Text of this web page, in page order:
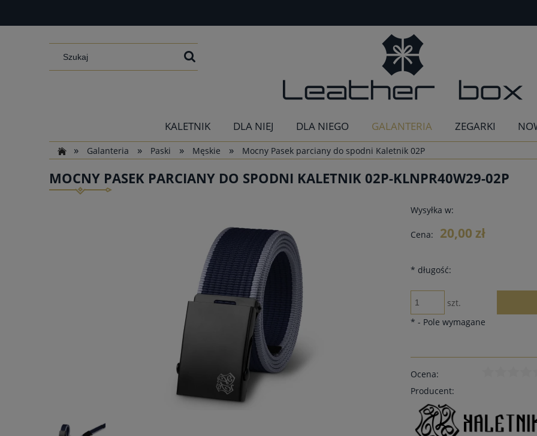
KALETNIK DLA NIEJ DLA NIEGO GALANTERIA ZEGARKI
»
Galanteria » Paski » Męskie » Mocny Pasek parciany do spodni Kaletnik 02P
MOCNY PASEK PARCIANY DO SPODNI KALETNIK 02P-KLNPR40W29-02P
Wysyłka w:
Cena: 20,00 zł
* długość:
szt.
* - Pole wymagane
Ocena:
Producent: